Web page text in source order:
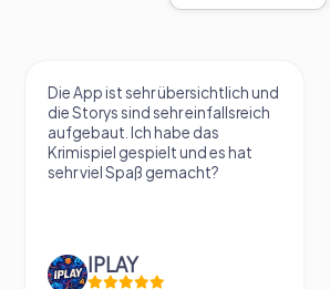
Die App ist sehr übersichtlich und
die Storys sind sehr einfallsreich
aufgebaut. Ich habe das
Krimispiel gespielt und es hat
sehr viel Spaß gemacht?
IPLAY